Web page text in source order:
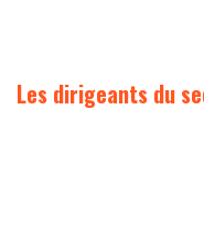
Les dirigeants du